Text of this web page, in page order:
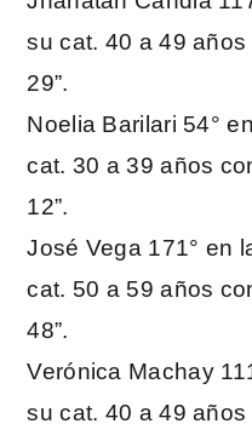
su cat. 40 a 49 años
29”.
Noelia Barilari 54°
cat. 30 a 39 años
12”.
José Vega 171° en
cat. 50 a 59 años
48”.
Verónica Machay
su cat. 40 a 49 años